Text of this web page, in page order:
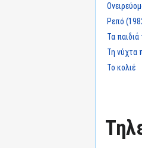
Ρεπό
Τα
Τη νύχτα
Το κολιέ